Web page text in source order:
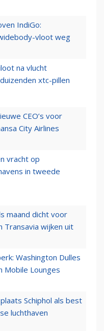
IndiGo:
vloot weg
na vlucht
xtc-pillen
CEO’s voor
City Airlines
vracht op
in tweede
maand dicht voor
Transavia wijken uit
Washington Dulles
Mobile Lounges
Schiphol als best
luchthaven